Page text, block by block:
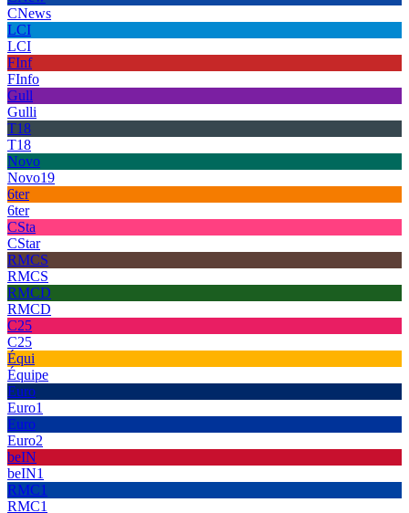
CNews
LCI
LCI
FInf
FInfo
Gull
Gulli
T18
T18
Novo
Novo19
6ter
6ter
CSta
CStar
RMCS
RMCS
RMCD
RMCD
C25
C25
Équi
Équipe
Euro
Euro1
Euro
Euro2
beIN
beIN1
RMC1
RMC1